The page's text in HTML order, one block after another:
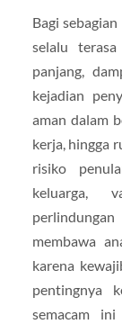
Bagi
selalu
panjang,
kejadian
aman dalam
kerja, hingga
risiko
keluarga,
membawa
karena
pentingnya
semacam